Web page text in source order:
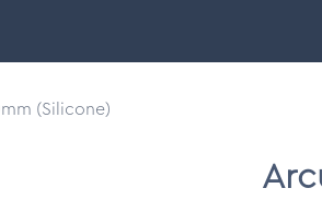
(Silicone)